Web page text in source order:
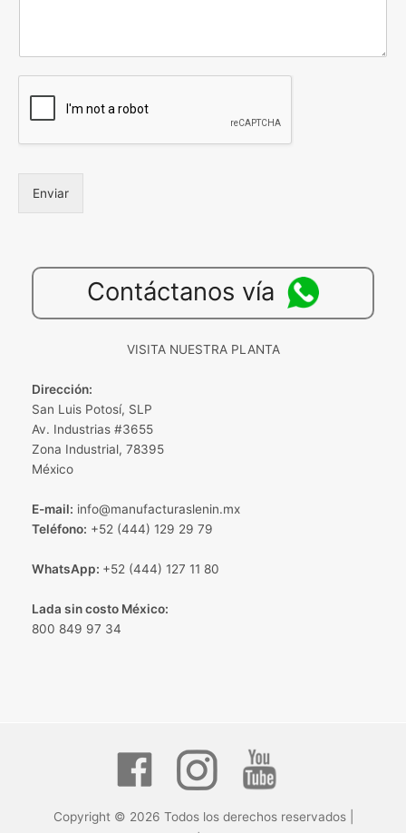
Enviar
Contáctanos vía
VISITA NUESTRA PLANTA
Dirección:
San Luis Potosí, SLP
Av. Industrias #3655
Zona Industrial, 78395
México
E-mail: info@manufacturaslenin.mx
Teléfono: +52 (444) 129 29 79
WhatsApp: +52 (444) 127 11 80
Lada sin costo México:
800 849 97 34
Copyright © 2026 Todos los derechos reservados |